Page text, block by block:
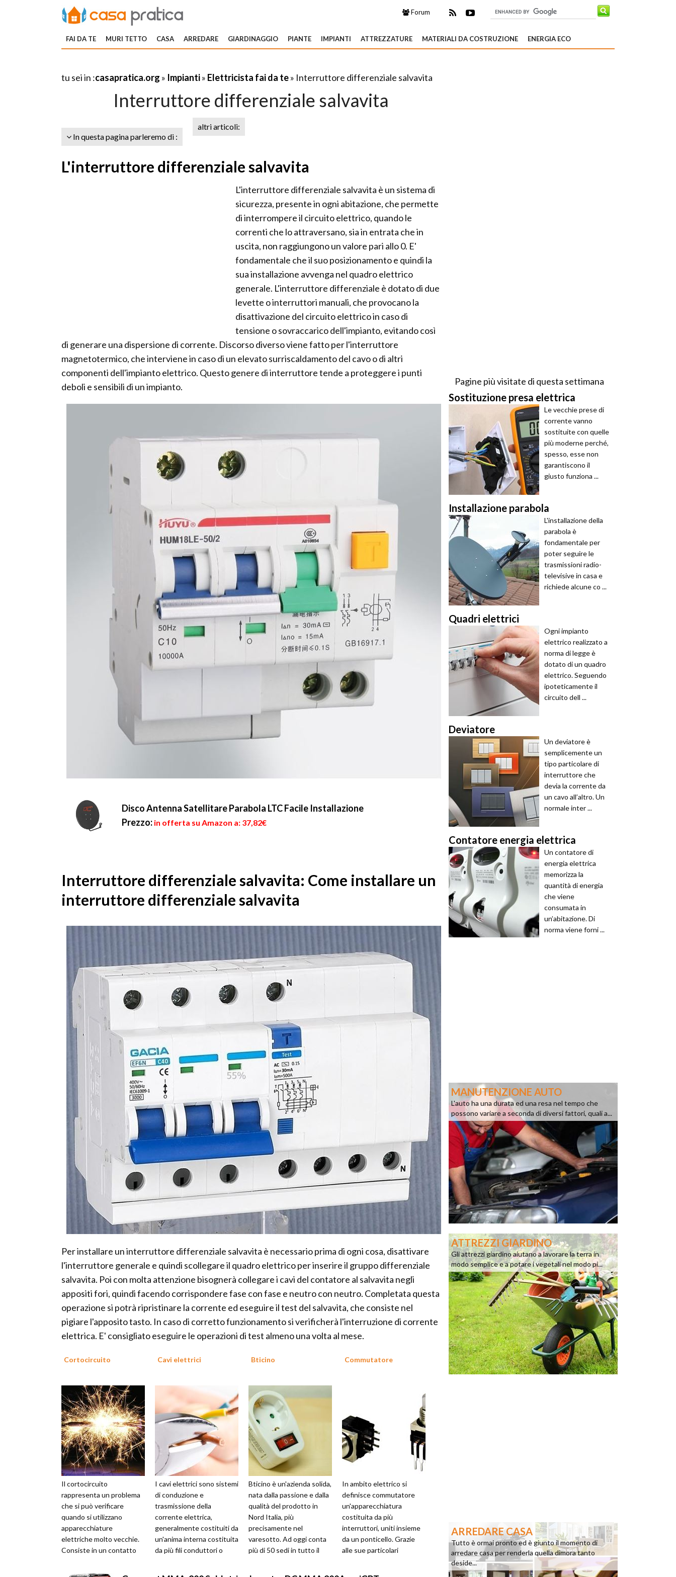
Forum
FAI DA TE MURI TETTO CASA ARREDARE GIARDINAGGIO PIANTE IMPIANTI ATTREZZATURE MATERIALI DA COSTRUZIONE ENERGIA ECO
tu sei in :casapratica.org » Impianti» Elettricista fai da te» Interruttore differenziale salvavita
Interruttore differenziale salvavita
In questa pagina parleremo di :
altri articoli:
L'interruttore differenziale salvavita
L'interruttore differenziale salvavita è un sistema di
sicurezza, presente in ogni abitazione, che permette
di interrompere il circuito elettrico, quando le
correnti che lo attraversano, sia in entrata che in
uscita, non raggiungono un valore pari allo 0. E'
fondamentale che il suo posizionamento e quindi la
sua installazione avvenga nel quadro elettrico
generale. L'interruttore differenziale è dotato di due
levette o interruttori manuali, che provocano la
disattivazione del circuito elettrico in caso di
tensione o sovraccarico dell'impianto, evitando così
di generare una dispersione di corrente. Discorso diverso viene fatto per l'interruttore
magnetotermico, che interviene in caso di un elevato surriscaldamento del cavo o di altri
componenti dell'impianto elettrico. Questo genere di interruttore tende a proteggere i punti
deboli e sensibili di un impianto.
Disco Antenna Satellitare Parabola LTC Facile Installazione
Prezzo: in offerta su Amazon a: 37,82€
Interruttore differenziale salvavita: Come installare un
interruttore differenziale salvavita
Per installare un interruttore differenziale salvavita è necessario prima di ogni cosa, disattivare
l'interruttore generale e quindi scollegare il quadro elettrico per inserire il gruppo differenziale
salvavita. Poi con molta attenzione bisognerà collegare i cavi del contatore al salvavita negli
appositi fori, quindi facendo corrispondere fase con fase e neutro con neutro. Completata questa
operazione si potrà ripristinare la corrente ed eseguire il test del salvavita, che consiste nel
pigiare l'apposito tasto. In caso di corretto funzionamento si verificherà l'interruzione di corrente
elettrica. E' consigliato eseguire le operazioni di test almeno una volta al mese.
Cortocircuito
Il cortocircuito
rappresenta un problema
che si può verificare
quando si utilizzano
apparecchiature
elettriche molto vecchie.
Consiste in un contatto
accidentalmente tra due
Cavi elettrici
I cavi elettrici sono sistemi
di conduzione e
trasmissione della
corrente elettrica,
generalmente costituiti da
un'anima interna costituita
da più fili conduttori o
Bticino
Bticino è un'azienda solida,
nata dalla passione e dalla
qualità del prodotto in
Nord Italia, più
precisamente nel
varesotto. Ad oggi conta
più di 50 sedi in tutto il
Commutatore
In ambito elettrico si
definisce commutatore
un'apparecchiatura
costituita da più
interruttori, uniti insieme
da un ponticello. Grazie
alle sue particolari
Pagine più visitate di questa settimana
Sostituzione presa elettrica
Le vecchie prese di
corrente vanno
sostituite con quelle
più moderne perché,
spesso, esse non
garantiscono il
giusto funziona ...
Installazione parabola
L'installazione della
parabola è
fondamentale per
poter seguire le
trasmissioni radio-
televisive in casa e
richiede alcune co ...
Quadri elettrici
Ogni impianto
elettrico realizzato a
norma di legge è
dotato di un quadro
elettrico. Seguendo
ipoteticamente il
circuito dell ...
Deviatore
Un deviatore è
semplicemente un
tipo particolare di
interruttore che
devia la corrente da
un cavo all’altro. Un
normale inter ...
Contatore energia elettrica
Un contatore di
energia elettrica
memorizza la
quantità di energia
che viene
consumata in
un’abitazione. Di
norma viene forni ...
MANUTENZIONE AUTO
L'auto ha una durata ed una resa nel tempo che
possono variare a seconda di diversi fattori, quali a...
ATTREZZI GIARDINO
Gli attrezzi giardino aiutano a lavorare la terra in
modo semplice e a potare i vegetali nel modo pi...
ARREDARE CASA
Tutto è ormai pronto ed è giunto il momento di
arredare casa per renderla quella dimora tanto
deside...